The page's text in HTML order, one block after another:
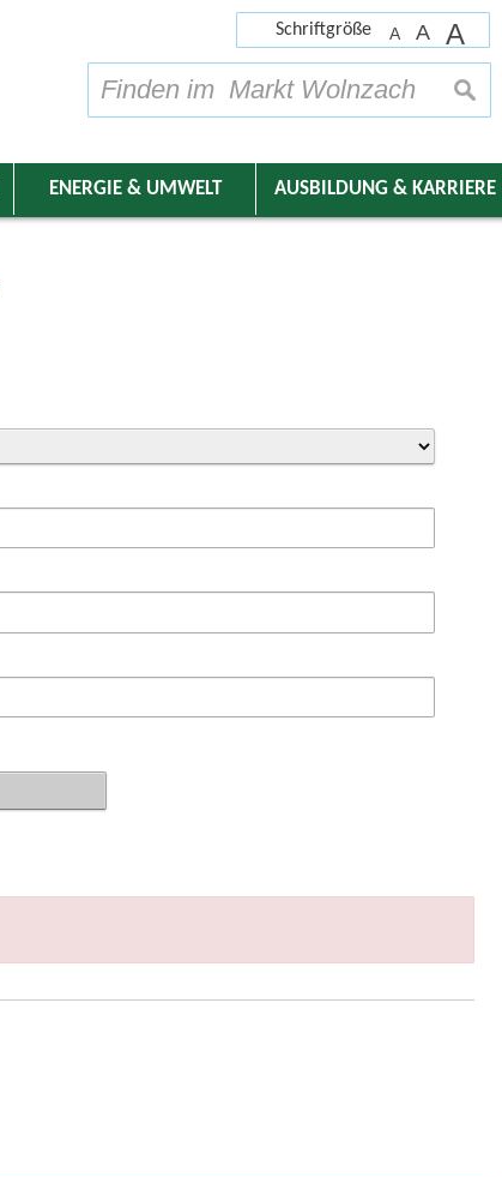
Schriftgröße A A A
ENERGIE & UMWELT AUSBILDUNG & KARRIERE